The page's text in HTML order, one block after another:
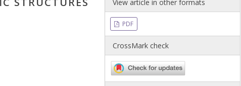
View article in other formats
PDF
CrossMark check